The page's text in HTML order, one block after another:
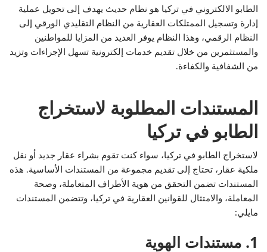
الطابو الالكتروني في تركيا هو نظام حديث يهدف إلى تحويل عملية
إدارة وتسجيل الممتلكات العقارية من النظام التقليدي الورقي إلى
النظام الرقمي، وهذا النظام يوفر العديد من المزايا للمواطنين
والمستثمرين من خلال تقديم خدمات إلكترونية تسهل الإجراءات وتزيد
من الشفافية والكفاءة.
المستندات المطلوبة لاستخراج
الطابو في تركيا
لاستخراج الطابو في تركيا، سواء كنت تقوم بشراء عقار جديد أو نقل
ملكية عقار، تحتاج إلى تقديم مجموعة من المستندات الأساسية. هذه
المستندات تضمن التحقق من هوية الأطراف المتعاملة، وصحة
المعاملة، والامتثال للقوانين العقارية في تركيا، وتتضمن المستندات
مايلي:
1. مستندات الهوية